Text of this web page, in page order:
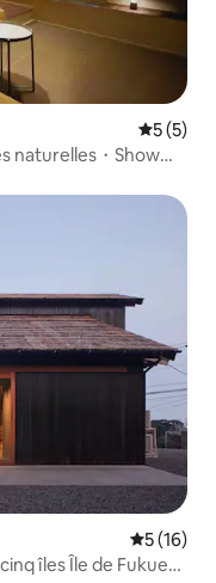
5 (5)
naturelles・Show
5 (16)
îles Île de Fukue